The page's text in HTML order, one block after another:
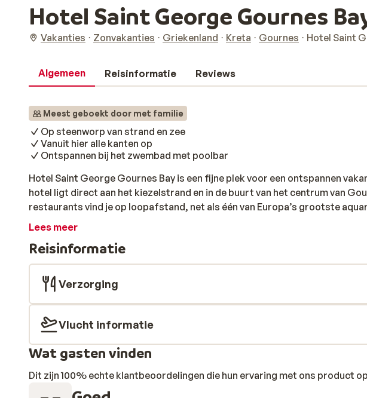
Hotel Saint George Gournes
Vakanties Zonvakanties Griekenland Kreta Gournes Hotel Saint
Algemeen Reisinformatie Reviews
Meest geboekt door met familie
Op steenworp van strand en zee
Vanuit hier alle kanten op
Ontspannen bij het zwembad met poolbar
Hotel Saint George Gournes Bay is een fijne plek voor een ontspannen
hotel ligt direct aan het kiezelstrand en in de buurt van het centrum van
restaurants vind je op loopafstand, net als één van Europa’s grootste
een dagje uit. En wil je wat meer reuring? Met een huurauto sta je binnen 15
verfrissend drankje aan de poolbar. Ook de snackbar en het restaurant
lekkere gerechten. Vanuit het hotel heb je prachtig uitzicht op zee, wat elk
beetje extra geeft.
Lees meer
Reisinformatie
Verzorging
Vlucht informatie
Wat gasten vinden
Dit zijn 100% echte klantbeoordelingen die hun ervaring met ons product